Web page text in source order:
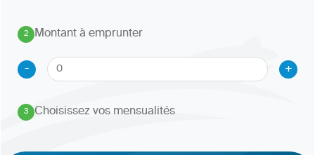
2
.
Montant à emprunter
-
+
3
. Choisissez vos mensualités